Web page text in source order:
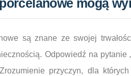
mogą
są znane ze swojej
Odpowiedź na pytanie
przyczyn, dla